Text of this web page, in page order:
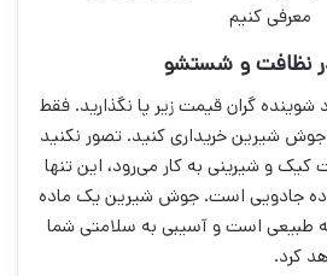
معرفی کنیم
نظافت و شستشو
شوینده گران قیمت زیر پا نگذارید. فقط
شیرین خریداری کنید. تصور نکنید
و شیرینی به کار می‌رود، این تنها
جادویی است. جوش شیرین یک ماده
طبیعی است و آسیبی به سلامتی شما
کرد.